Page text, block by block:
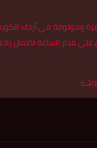
في أرجاء
على مدار الساعة لضمان
»